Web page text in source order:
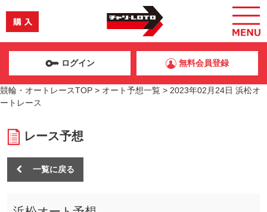
ログイン 無料会員登録
競輪・オートレースTOP > オート予想一覧 > 2023年02月24日 浜松オ
ートレース
レース予想
一覧に戻る